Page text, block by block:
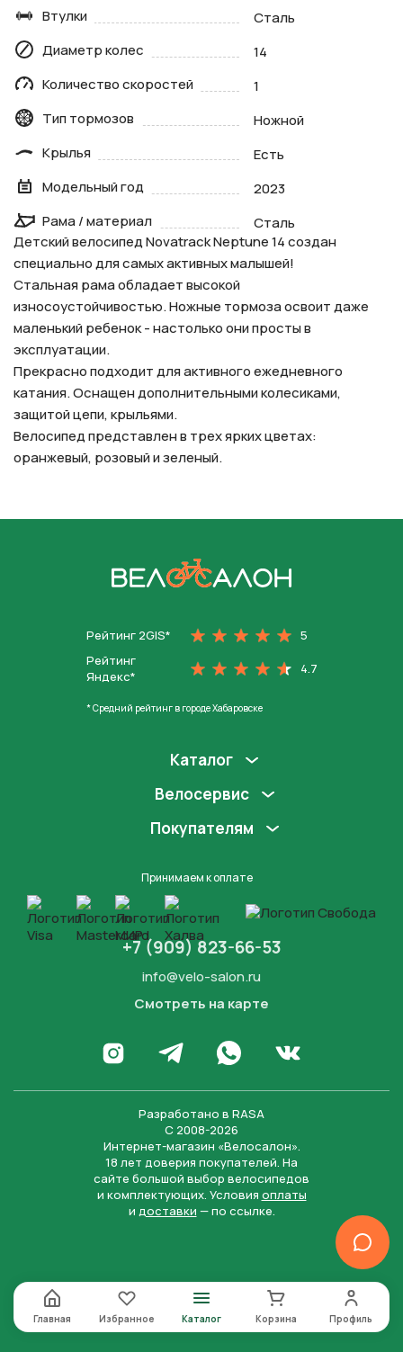
Втулки
Сталь
Диаметр колес
14
Количество скоростей
1
Тип тормозов
Ножной
Крылья
Есть
Модельный год
2023
Рама / материал
Сталь
Детский велосипед Novatrack Neptune 14 создан
специально для самых активных малышей!
Стальная рама обладает высокой
износоустойчивостью. Ножные тормоза освоит даже
маленький ребенок - настолько они просты в
эксплуатации.
Прекрасно подходит для активного ежедневного
катания. Оснащен дополнительными колесиками,
защитой цепи, крыльями.
Велосипед представлен в трех ярких цветах:
оранжевый, розовый и зеленый.
Рейтинг 2GIS*
5
Рейтинг
Яндекс*
4.7
* Средний рейтинг в городе Хабаровске
Каталог
Велосервис
Покупателям
Принимаем к оплате
+7 (909) 823-66-53
info@velo-salon.ru
Смотреть на карте
Перейти в Инстаграм
Написать в Телеграм
Написать в WhatsApp
Перейти во
Разработано в RASA
С 2008-2026
Интернет-магазин «Велосалон».
18 лет доверия покупателей. На
сайте большой выбор велосипедов
и комплектующих. Условия оплаты
и доставки — по ссылке.
Главная Избранное Каталог Корзина Профиль
Нажимая на кнопку “Отправить заявку”, вы даете
согласие на обработку персональных данных и
соглашаетесь с политикой конфиденциальности